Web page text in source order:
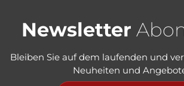
Newsletter
Bleiben Sie auf dem laufenden und
Neuheiten und